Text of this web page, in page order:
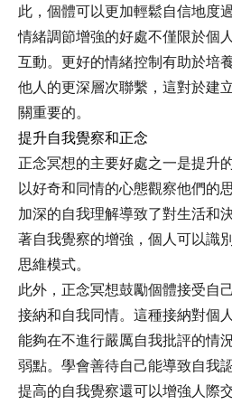
此，個體可以更加輕鬆自信地度
情緒調節增強的好處不僅限於個
互動。更好的情緒控制有助於培
他人的更深層次聯繫，這對於建
關重要的。
提升自我覺察和正念
正念冥想的主要好處之一是提升
以好奇和同情的心態觀察他們的
加深的自我理解導致了對生活和
著自我覺察的增強，個人可以識
思維模式。
此外，正念冥想鼓勵個體接受自
接納和自我同情。這種接納對個
能夠在不進行嚴厲自我批評的情
弱點。學會善待自己能導致自我
提高的自我覺察還可以增強人際